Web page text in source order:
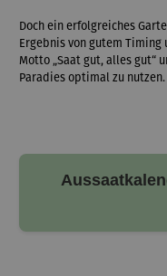
Doch ein erfolgreiches
Ergebnis von gutem Timing
Motto „Saat gut, alles gut“
Paradies optimal zu nutzen.